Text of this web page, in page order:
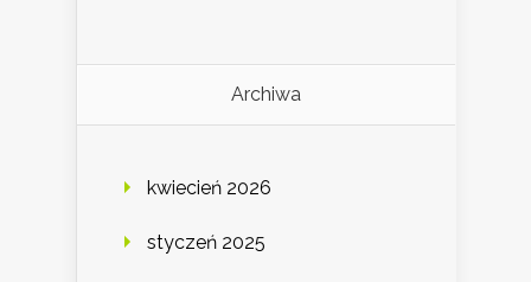
Archiwa
kwiecień 2026
styczeń 2025